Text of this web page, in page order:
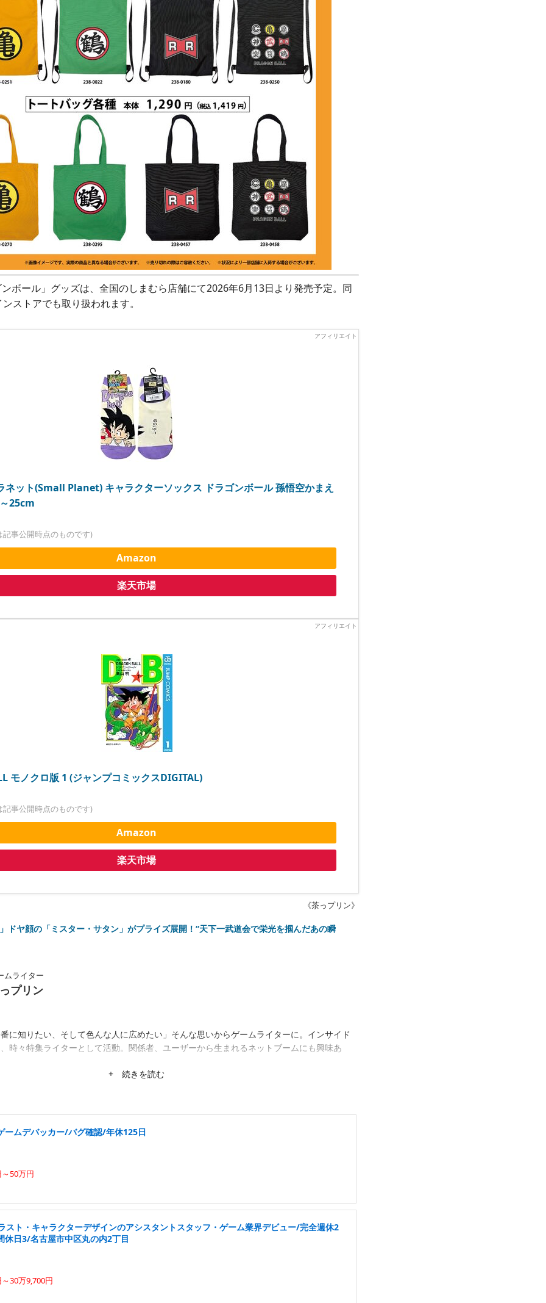
ボール」グッズは、全国のしまむら店舗にて2026年6月13日より発売予定。同
ストアでも取り扱われます。
ネット(Small Planet) キャラクターソックス ドラゴンボール 孫悟空かまえ
25cm
事公開時点のものです)
Amazon
楽天市場
モノクロ版 1 (ジャンプコミックスDIGITAL)
事公開時点のものです)
Amazon
楽天市場
《茶っプリン》
ドヤ顔の「ミスター・サタン」がプライズ展開！“天下一武道会で栄光を掴んだあの瞬
ムライター
プリン
に知りたい、そして色んな人に広めたい」そんな思いからゲームライターに。インサイド
時々特集ライターとして活動。関係者、ユーザーから生まれるネットブームにも興味あ
+ 続きを読む
ームデバッカー/バグ確認/年休125日
50万円
スト・キャラクターデザインのアシスタントスタッフ・ゲーム業界デビュー/完全週休2
休日3/名古屋市中区丸の内2丁目
30万9,700円